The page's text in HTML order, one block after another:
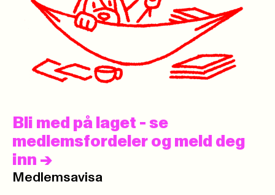
Bli med på laget - se
medlemsfordeler og meld deg
inn ->
Medlemsavisa